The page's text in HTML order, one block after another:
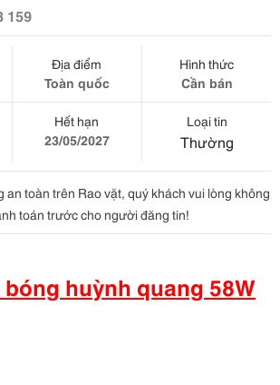
159
Địa điểm
Toàn quốc
Hình thức
Cần bán
Hết hạn
23/05/2027
Loại tin
Thường
an toàn trên Rao vặt, quý khách vui lòng không
toán trước cho người đăng tin!
huỳnh quang 58W